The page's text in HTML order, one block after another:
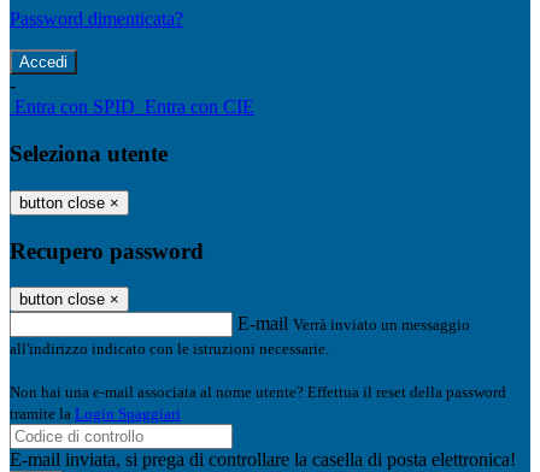
Password dimenticata?
-
Entra con SPID Entra con CIE
Seleziona utente
button close ×
Recupero password
button close ×
E-mail Verrà inviato un messaggio
all'indirizzo indicato con le istruzioni necessarie.
Non hai una e-mail associata al nome utente? Effettua il reset della password
tramite la Login Spaggiari
E-mail inviata, si prega di controllare la casella di posta elettronica!